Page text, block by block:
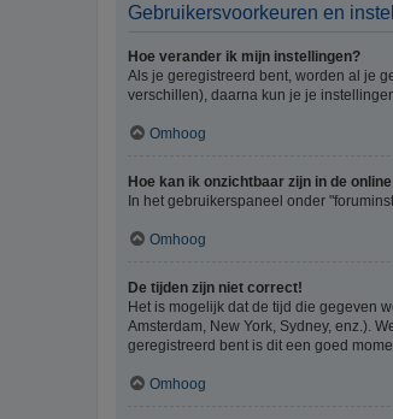
Gebruikersvoorkeuren en
Hoe verander ik mijn instellingen?
Als je geregistreerd bent, worden al je
verschillen), daarna kun je je
Omhoog
Hoe kan ik onzichtbaar zijn in de
In het gebruikerspaneel onder
Omhoog
De tijden zijn niet correct!
Het is mogelijk dat de tijd die gegeven
Amsterdam, New York, Sydney, enz.).
geregistreerd bent is dit een goed
Omhoog